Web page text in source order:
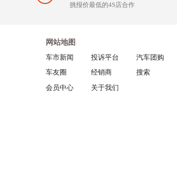
挑报价最低的4S店合作
网站地图
车市新闻 投诉平台 汽车团购
车友圈 经销商 搜索
会员中心 关于我们